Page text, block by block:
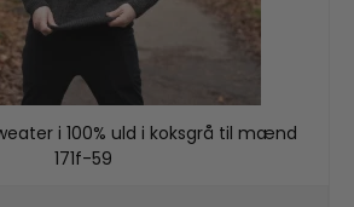
i 100% uld i koksgrå til mænd
171f-59